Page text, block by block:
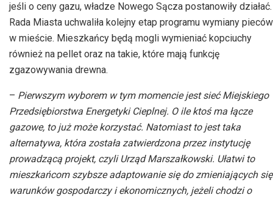
jeśli o ceny gazu, władze Nowego Sącza postanowiły działać.
Rada Miasta uchwaliła kolejny etap programu wymiany pieców
w mieście. Mieszkańcy będą mogli wymieniać kopciuchy
również na pellet oraz na takie, które mają funkcję
zgazowywania drewna.
– Pierwszym wyborem w tym momencie jest sieć Miejskiego
Przedsiębiorstwa Energetyki Cieplnej. O ile ktoś ma łącze
gazowe, to już może korzystać. Natomiast to jest taka
alternatywa, która została zatwierdzona przez instytucję
prowadzącą projekt, czyli Urząd Marszałkowski. Ułatwi to
mieszkańcom szybsze adaptowanie się do zmieniających się
warunków gospodarczy i ekonomicznych, jeżeli chodzi o